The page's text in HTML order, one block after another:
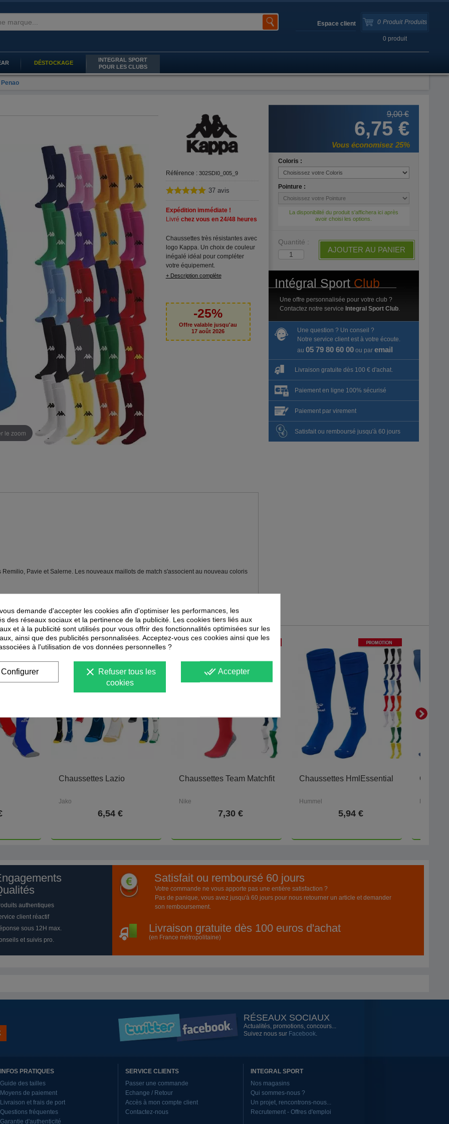
0 Produit Produits
0 produit
Espace client
DÉSTOCKAGE
INTEGRAL SPORT
POUR LES CLUBS
le zoom
Référence : 302SDI0_005_9
37 avis
Expédition immédiate !
Livré chez vous en 24/48 heures
Chaussettes très résistantes avec
logo Kappa. Un choix de couleur
inégalé idéal pour compléter
votre équipement.
+ Description complète
-25%
Offre valable jusqu'au
17 août 2026
Pavie et Salerne. Les nouveaux maillots de match s'associent au nouveau coloris
9,00 €
6,75 €
Vous économisez 25%
Coloris :
Pointure :
La disponibilité du produit s'affichera ici après
avoir choisi les options.
Quantité :
AJOUTER AU PANIER
Intégral Sport Club
Une offre personnalisée pour votre club ?
Contactez notre service Integral Sport Club.
Une question ? Un conseil ?
Notre service client est à votre écoute.
au 05 79 80 60 00ou par email
Livraison gratuite dès 100 € d'achat.
Paiement en ligne 100% sécurisé
Paiement par virement
Satisfait ou remboursé jusqu'à 60 jours
ÉGALEMENT VOUS INTÉRESSER
-30% PROMOTION
- 40%
Chaussettes Lazio
Jako
6,54 €
PROMOTION
-51
Chaussettes Team Matchfit
Nike
7,30 €
PROMOTION
-40%
Chaussettes HmlEssential
Hummel
5,94 €
authentiques
client réactif
sous 12H max.
et suivis pro.
Satisfait ou remboursé 60 jours
Votre commande ne vous apporte pas une entière satisfaction ?
Pas de panique, vous avez jusqu'à 60 jours pour nous retourner un article et demander
son remboursement.
Livraison gratuite dès 100 euros d'achat
(en France métropolitaine)
RÉSEAUX SOCIAUX
Actualités, promotions, concours...
Suivez nous sur Facebook.
INFOS PRATIQUES
Guide des tailles
Moyens de paiement
Livraison et frais de port
Questions fréquentes
Garantie d'authenticité
SERVICE CLIENTS
Passer une commande
Echange / Retour
Accès à mon compte client
Contactez-nous
INTEGRAL SPORT
Nos magasins
Qui sommes-nous ?
Un projet, rencontrons-nous...
Recrutement - Offres d'emploi
demande d'accepter les cookies afin d'optimiser les performances, les
des réseaux sociaux et la pertinence de la publicité. Les cookies tiers liés aux
et à la publicité sont utilisés pour vous offrir des fonctionnalités optimisées sur les
ainsi que des publicités personnalisées. Acceptez-vous ces cookies ainsi que les
à l'utilisation de vos données personnelles ?
done_all Accepter
clear Refuser tous les
cookies
Configurer